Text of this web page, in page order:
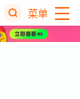
菜单